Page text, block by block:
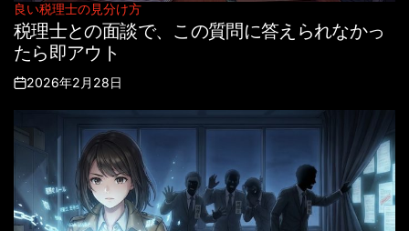
Posted
in
良い税理士の見分け方
税理士との面談で、この質問に答えられなかっ
たら即アウト
Posted
on
2026年2月28日